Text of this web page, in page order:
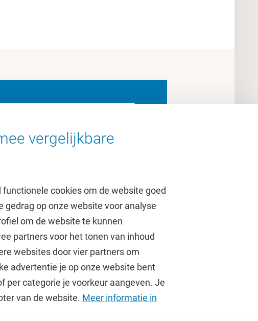
vergelijkbare
cookies om de website goed
op onze website voor analyse
om de website te kunnen
partners voor het tonen van inhoud
websites door vier partners om
advertentie je op onze website bent
per categorie je voorkeur aangeven. Je
van de website. Meer informatie in
Over de VU
Contact en route
Werken bij de VU